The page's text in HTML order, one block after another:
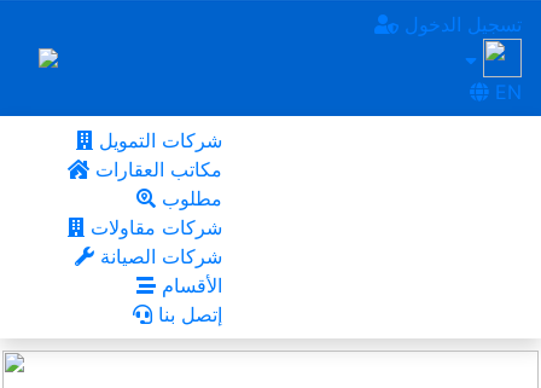
تسجيل الدخول
EN
شركات التمويل
مكاتب العقارات
مطلوب
شركات مقاولات
شركات الصيانة
الأقسام
إتصل بنا